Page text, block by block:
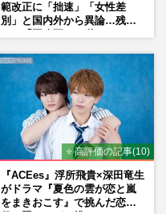
範改正に「拙速」「女性差
別」と国内外から異論…残さ
⭐ 高評価の記事(10)
『ACEes』浮所飛貴×深田竜生
がドラマ『夏色の雲が恋と嵐
をまきおこす』で挑んだ恋人